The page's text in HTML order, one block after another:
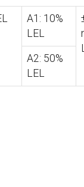
A1: 10%
LEL
A2: 50%
LEL